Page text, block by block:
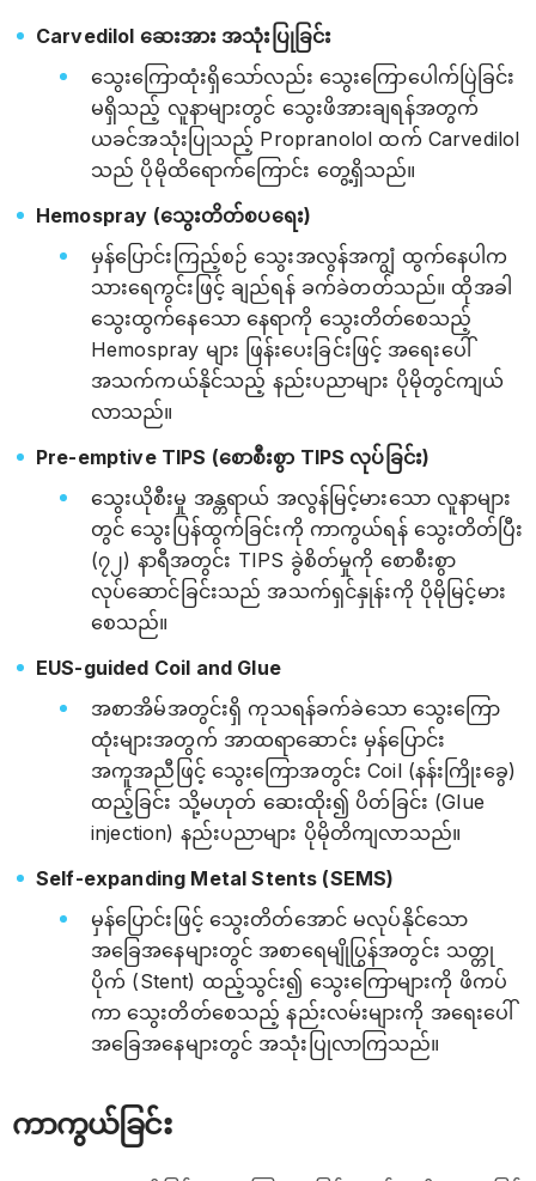
Carvedilol ဆေးအား အသုံးပြုခြင်း
သွေးကြောထုံးရှိသော်လည်း သွေးကြောပေါက်ပြဲခြင်း
မရှိသည့် လူနာများတွင် သွေးဖိအားချရန်အတွက်
ယခင်အသုံးပြုသည့် Propranolol ထက် Carvedilol
သည် ပိုမိုထိရောက်ကြောင်း တွေ့ရှိသည်။
Hemospray (သွေးတိတ်စပရေး)
မှန်ပြောင်းကြည့်စဉ် သွေးအလွန်အကျွံ ထွက်နေပါက
သားရေကွင်းဖြင့် ချည်ရန် ခက်ခဲတတ်သည်။ ထိုအခါ
သွေးထွက်နေသော နေရာကို သွေးတိတ်စေသည့်
Hemospray များ ဖြန်းပေးခြင်းဖြင့် အရေးပေါ်
အသက်ကယ်နိုင်သည့် နည်းပညာများ ပိုမိုတွင်ကျယ်
လာသည်။
Pre-emptive TIPS (စောစီးစွာ TIPS လုပ်ခြင်း)
သွေးယိုစီးမှု အန္တရာယ် အလွန်မြင့်မားသော လူနာများ
တွင် သွေးပြန်ထွက်ခြင်းကို ကာကွယ်ရန် သွေးတိတ်ပြီး
(၇၂) နာရီအတွင်း TIPS ခွဲစိတ်မှုကို စောစီးစွာ
လုပ်ဆောင်ခြင်းသည် အသက်ရှင်နှုန်းကို ပိုမိုမြင့်မား
စေသည်။
EUS-guided Coil and Glue
အစာအိမ်အတွင်းရှိ ကုသရန်ခက်ခဲသော သွေးကြော
ထုံးများအတွက် အာထရာဆောင်း မှန်ပြောင်း
အကူအညီဖြင့် သွေးကြောအတွင်း Coil (နန်းကြိုးခွေ)
ထည့်ခြင်း သို့မဟုတ် ဆေးထိုး၍ ပိတ်ခြင်း (Glue
injection) နည်းပညာများ ပိုမိုတိကျလာသည်။
Self-expanding Metal Stents (SEMS)
မှန်ပြောင်းဖြင့် သွေးတိတ်အောင် မလုပ်နိုင်သော
အခြေအနေများတွင် အစာရေမျိုပြွန်အတွင်း သတ္တု
ပိုက် (Stent) ထည့်သွင်း၍ သွေးကြောများကို ဖိကပ်
ကာ သွေးတိတ်စေသည့် နည်းလမ်းများကို အရေးပေါ်
အခြေအနေများတွင် အသုံးပြုလာကြသည်။
ကာကွယ်ခြင်း